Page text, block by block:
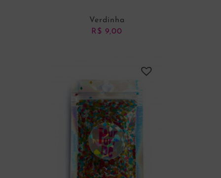
ADICIONAR AO CARRINHO
Verdinha
R$ 9,00